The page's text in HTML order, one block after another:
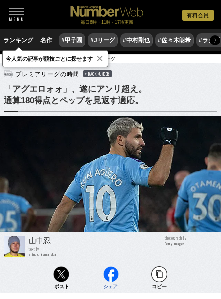
有料会員
毎日6時・11時・17時更新
ランキング 名作 #甲子園 #Jリーグ #中村剛也 #佐々木朗希 #ラグ〉
サッカー 海外サッカー プレミアリーグ
プレミアリーグの時間 BACK NUMBER
「アグエロォォ」、遂にアンリ超え。
通算180得点とペップを見返す適応。
山中忍
text by
Shinobu Yamanaka
photograph by
Getty Images
ポスト シェア コピー
今人気の記事が競技ごとに探せます ×